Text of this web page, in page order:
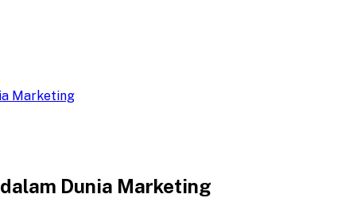
Marketing
Dunia Marketing